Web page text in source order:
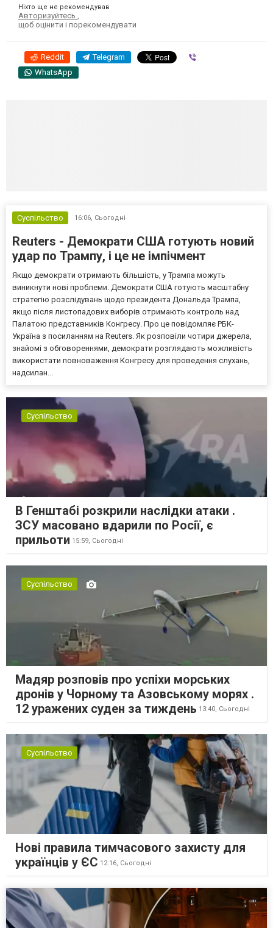
Ніхто ще не рекомендував
Авторизуйтесь
щоб оцінити і порекомендувати
Reddit Telegram
WhatsApp
Суспільство 16:06, Сьогодні
Reuters - Демократи США готують новий
удар по Трампу, і це не імпічмент
Якщо демократи отримають більшість, у Трампа можуть
виникнути нові проблеми. Демократи США готують масштабну
стратегію розслідувань щодо президента Дональда Трампа,
якщо після листопадових виборів отримають контроль над
Палатою представників Конгресу. Про це повідомляє РБК-
Україна з посиланням на Reuters. Як розповіли чотири джерела,
знайомі з обговореннями, демократи розглядають можливість
використати повноваження Конгресу для проведення слухань,
надсилан...
Суспільство
В Генштабі розкрили наслідки атаки .
ЗСУ масовано вдарили по Росії, є
прильоти 15:59, Сьогодні
Суспільство
Мадяр розповів про успіхи морських
дронів у Чорному та Азовському морях .
12 уражених суден за тиждень 13:40, Сьогодні
Суспільство
Нові правила тимчасового захисту для
українців у ЄС 12:16, Сьогодні